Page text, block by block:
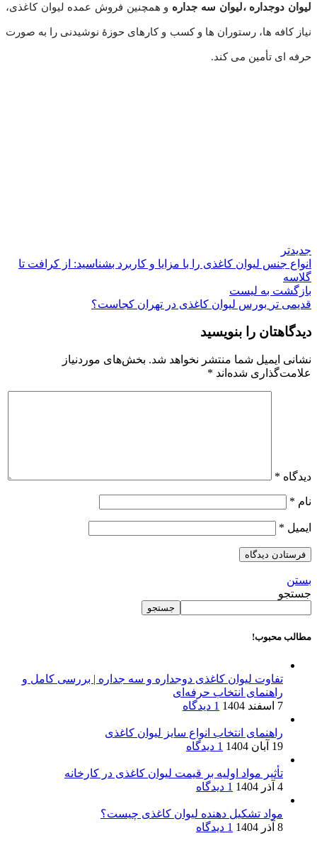
لیوان دوجداره ،لیوان سه جداره و همچنین فروش عمده لیوان کاغذی،
نیاز کافه ‌ها، رستوران ‌ها و کسب ‌و کارهای حوزۀ نوشیدنی را به ‌صورت
حرفه‌ ای تأمین می‌ کند.
جدیدتر
انواع جنس لیوان کاغذی را با مزایا و کاربرد بشناسید: از کرافت تا
گلاسه
بازگشت به لیست
قدیمی تر بورس لیوان کاغذی در تهران کجاست؟
دیدگاهتان را بنویسید
نشانی ایمیل شما منتشر نخواهد شد. بخش‌های موردنیاز
علامت‌گذاری شده‌اند *
دیدگاه *
نام *
ایمیل *
بستن
جستجو
جستجو
مطالب محبوب!
تفاوت لیوان کاغذی دوجداره و سه جداره | بررسی کامل و
راهنمای انتخاب حرفه‌ای
7 اسفند 1404
1 دیدگاه
راهنمای انتخاب انواع سایز لیوان کاغذی
19 آبان 1404
1 دیدگاه
تأثیر مواد اولیه بر قیمت لیوان کاغذی در کارخانه
4 آذر 1404
1 دیدگاه
مواد تشکیل دهنده لیوان کاغذی چیست؟
8 آذر 1404
1 دیدگاه